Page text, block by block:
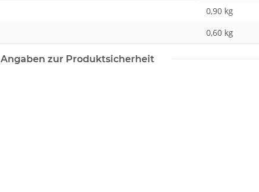
0,90 kg
0,60 kg
Angaben zur Produktsicherheit